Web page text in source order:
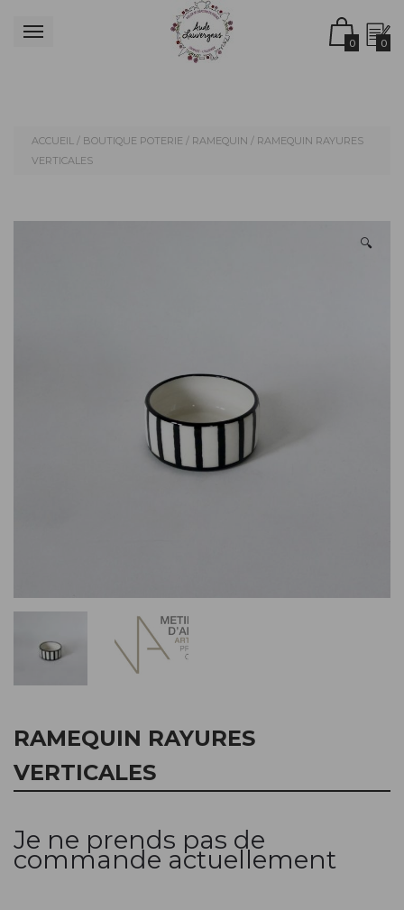
0 0
ACCUEIL / BOUTIQUE POTERIE / RAMEQUIN / RAMEQUIN RAYURES
VERTICALES
🔍
RAMEQUIN RAYURES
VERTICALES
Je ne prends pas de
commande actuellement